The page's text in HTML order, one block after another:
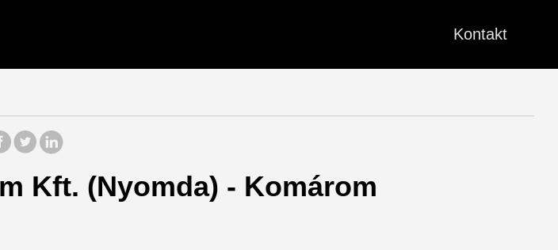
Kontakt
Kft. (Nyomda) - Komárom